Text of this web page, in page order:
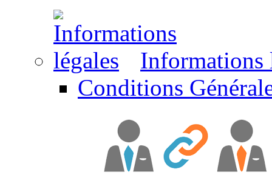
Informations
Conditions